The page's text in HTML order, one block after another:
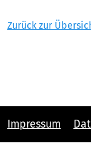
Zurück zur
Impressum